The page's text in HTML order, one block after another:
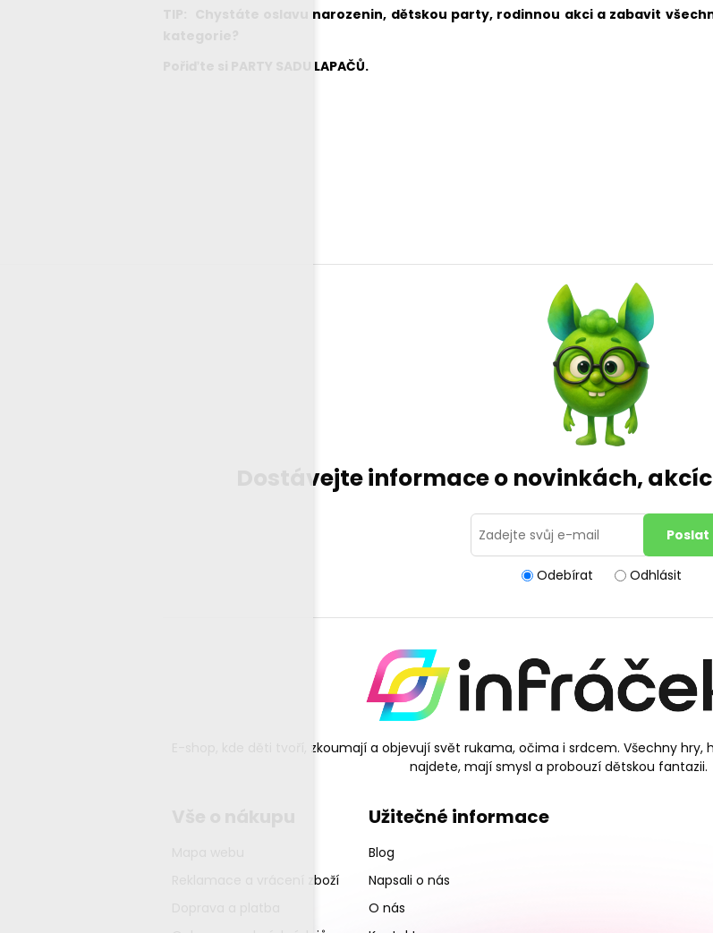
TIP: Chystáte oslavu narozenin, dětskou party, rodinnou akci a zabavit
Pořiďte si PARTY SADU LAPAČŮ.
Dostávejte informace o novinkách,
Odebírat Odhlásit
E-shop, kde děti tvoří, zkoumají a objevují svět rukama, očima i srdcem. Všechny
najdete, mají smysl a probouzí dětskou fantazii.
Reklamace a vrácení zboží
Užitečné informace
Blog
Napsali o nás
O nás